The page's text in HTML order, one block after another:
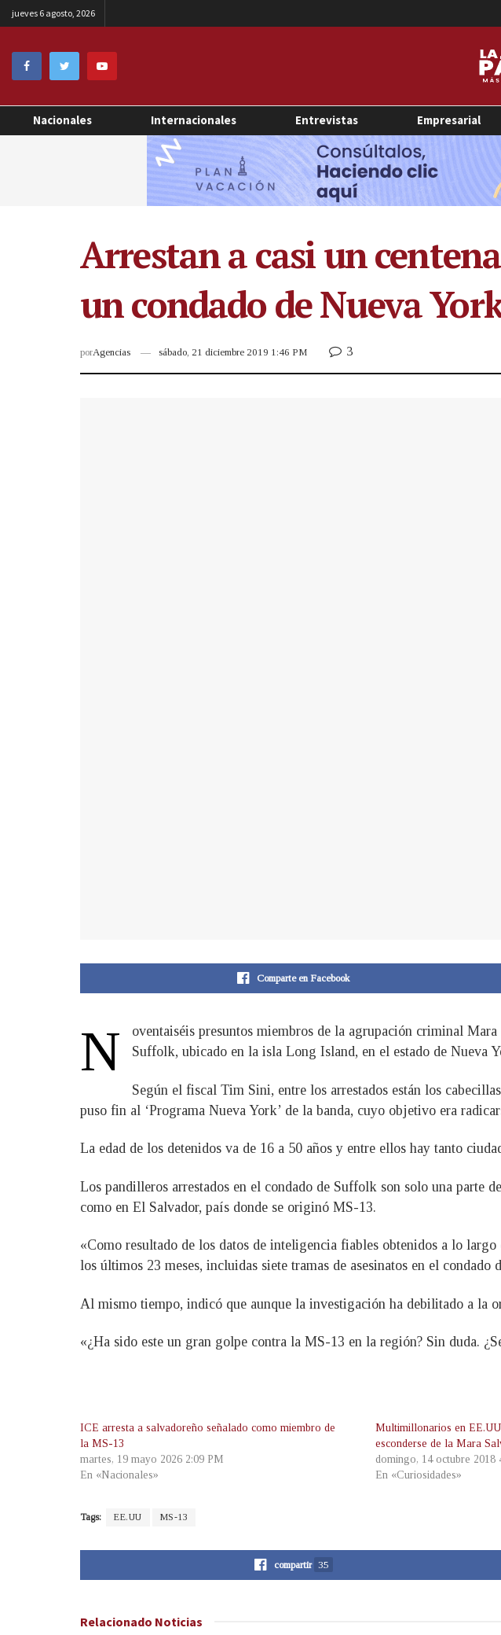
jueves 6 agosto, 2026
Nacionales Internacionales Entrevistas Empresarial
Arrestan a casi un
un condado de Nueva
porAgencias sábado, 21 diciembre 2019 1:46 PM 3
Comparte en Facebook
N
oventaiséis presuntos miembros de la agrupación criminal
Suffolk, ubicado en la isla Long Island, en el estado de Nueva
Según el fiscal Tim Sini, entre los arrestados están los
puso fin al ‘Programa Nueva York’ de la banda, cuyo objetivo era
La edad de los detenidos va de 16 a 50 años y entre ellos hay tanto
Los pandilleros arrestados en el condado de Suffolk son solo una parte
como en El Salvador, país donde se originó MS-13.
«Como resultado de los datos de inteligencia fiables obtenidos a lo
los últimos 23 meses, incluidas siete tramas de asesinatos en el condado
Al mismo tiempo, indicó que aunque la investigación ha debilitado a la
«¿Ha sido este un gran golpe contra la MS-13 en la región? Sin duda.
ICE arresta a salvadoreño señalado como miembro de
la MS-13
martes, 19 mayo 2026 2:09 PM
En «Nacionales»
Multimillonarios en
esconderse de la Mara
domingo, 14 octubre 2018
En «Curiosidades»
Tags: EE.UU MS-13
compartir 35
Relacionado Noticias